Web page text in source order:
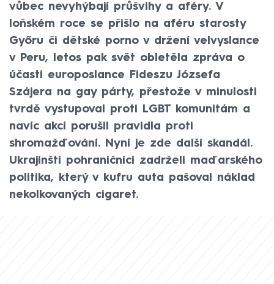
vůbec nevyhýbají průšvihy a aféry. V
loňském roce se přišlo na aféru starosty
Győru či dětské porno v držení velvyslance
v Peru, letos pak svět obletěla zpráva o
účasti europoslance Fideszu Józsefa
Szájera na gay párty, přestože v minulosti
tvrdě vystupoval proti LGBT komunitám a
navíc akcí porušil pravidla proti
shromažďování. Nyní je zde další skandál.
Ukrajinští pohraničníci zadrželi maďarského
politika, který v kufru auta pašoval náklad
nekolkovaných cigaret.